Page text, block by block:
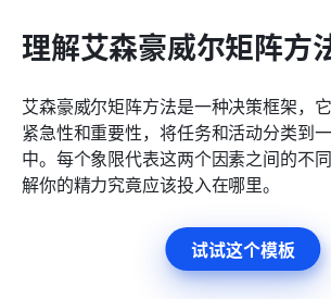
理解艾森豪威尔矩阵方
艾森豪威尔矩阵方法是一种决策框架，它
紧急性和重要性，将任务和活动分类到
中。每个象限代表这两个因素之间的不
解你的精力究竟应该投入在哪里。
试试这个模板